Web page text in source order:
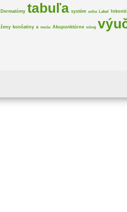
Dermatómy tabuľa systém ucha Lakeť
ženy končatiny a moču Akupunktúrne očnej